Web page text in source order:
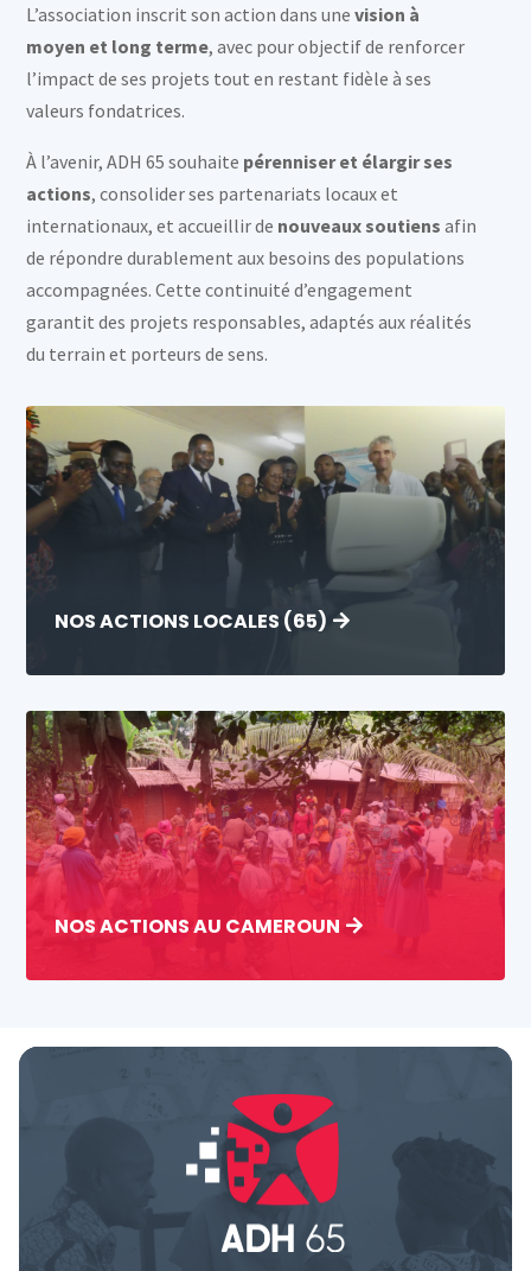
L’association inscrit son action dans unevision à
moyen et long terme, avec pour objectif de renforcer
l’impact de ses projets tout en restant fidèle à ses
valeurs fondatrices.
À l’avenir, ADH 65 souhaite pérenniser et élargir ses
actions, consolider ses partenariats locaux et
internationaux, et accueillir de nouveaux soutiens afin
de répondre durablement aux besoins des populations
accompagnées. Cette continuité d’engagement
garantit des projets responsables, adaptés aux réalités
du terrain et porteurs de sens.
NOS ACTIONS LOCALES (65)
NOS ACTIONS AU CAMEROUN